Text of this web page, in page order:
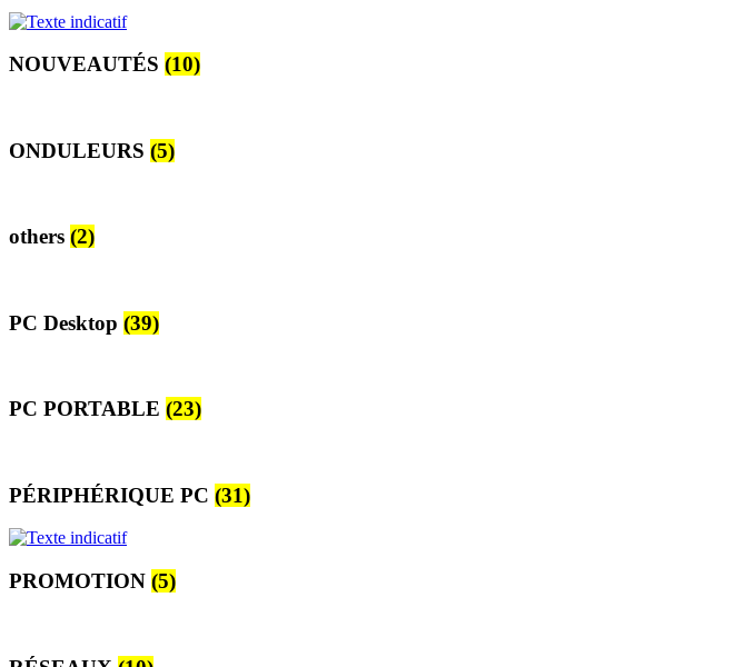
NOUVEAUTÉS (10)
ONDULEURS (5)
others (2)
PC Desktop (39)
PC PORTABLE (23)
PÉRIPHÉRIQUE PC (31)
PROMOTION (5)